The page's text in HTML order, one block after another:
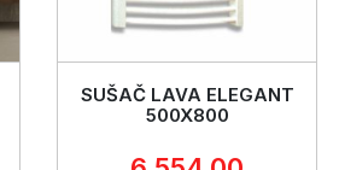
SUŠAČ LAVA ELEGANT
500X800